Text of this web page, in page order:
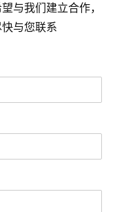
与我们建立合作，
与您联系